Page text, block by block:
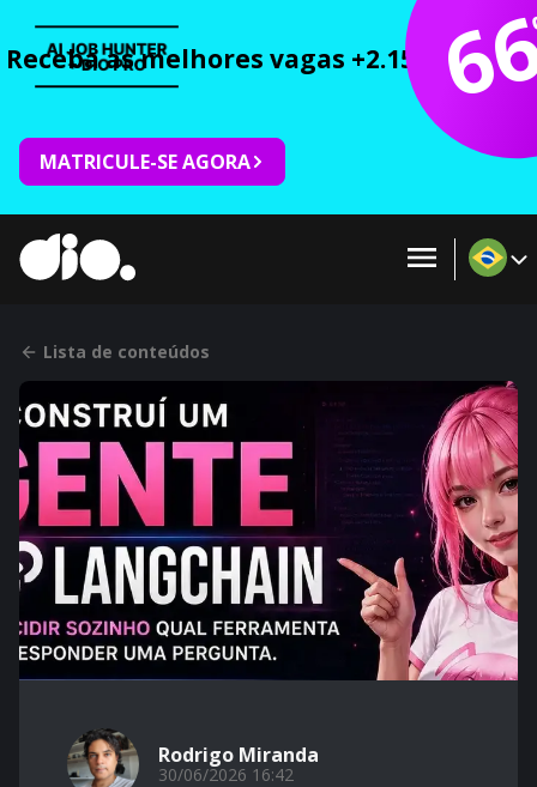
Receba as melhores vagas +2.150 cursos
MATRICULE-SE AGORA
Lista de conteúdos
Rodrigo Miranda
30/06/2026 16:42